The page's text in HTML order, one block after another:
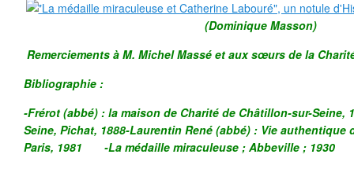
(Dominique Masson)
Remerciements à M. Michel Massé et aux sœurs de la
Bibliographie :
-Frérot (abbé) : la maison de Charité de Châtillon-sur-Seine,
Seine, Pichat, 1888-Laurentin René (abbé) : Vie authentique
Paris, 1981 -La médaille miraculeuse ; Abbeville ; 1930